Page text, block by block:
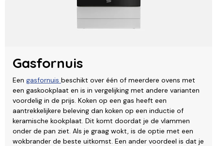
Gasfornuis
Een gasfornuis beschikt over één of meerdere ovens met
een gaskookplaat en is in vergelijking met andere varianten
voordelig in de prijs. Koken op een gas heeft een
aantrekkelijkere beleving dan koken op een inductie of
keramische kookplaat. Dit komt doordat je de vlammen
onder de pan ziet. Als je graag wokt, is de optie met een
wokbrander de beste uitkomst. Een ander voordeel is dat je